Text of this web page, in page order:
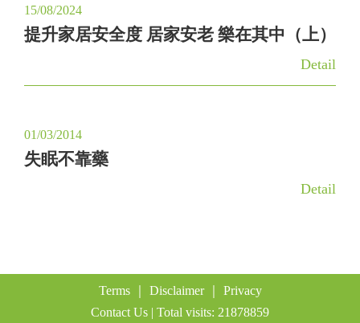
15/08/2024
提升家居安全度 居家安老 樂在其中（上）
Detail
01/03/2014
失眠不靠藥
Detail
Terms｜ Disclaimer｜ Privacy
Contact Us | Total visits: 21878859